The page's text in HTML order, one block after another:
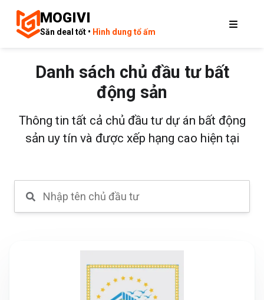
MOGIVI
Săn deal tốt • Hình dung tổ ấm
Danh sách chủ đầu tư bất
động sản
Thông tin tất cả chủ đầu tư dự án bất động
sản uy tín và được xếp hạng cao hiện tại